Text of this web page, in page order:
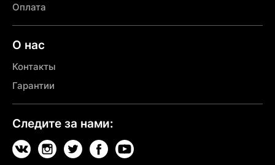
Оплата
О нас
Контакты
Гарантии
Следите за нами: